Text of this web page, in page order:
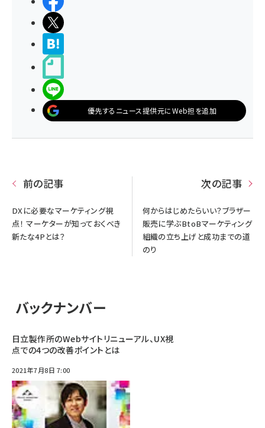
優先するニュース提供元にWeb担を追加
前の記事
DXに必要なマーケティング視
点！ マーケターが知っておくべき
新たな4Pとは？
次の記事
何からはじめたらいい？ブラザー
販売に学ぶBtoBマーケティング
組織の立ち上げと成功までの道
のり
バックナンバー
日立製作所のWebサイトリニューアル、UX視
点での4つの改善ポイントとは
2021年7月8日 7:00